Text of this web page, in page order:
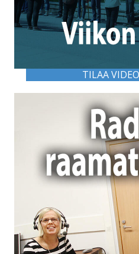
TILAA